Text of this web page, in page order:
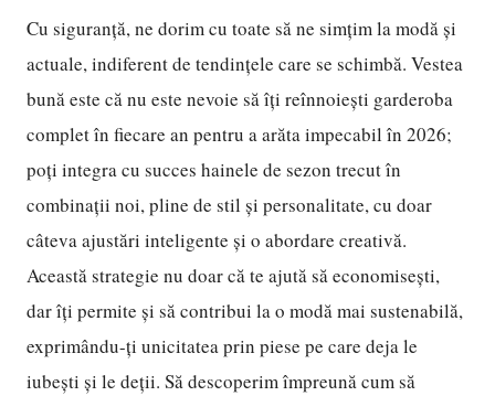
Cu siguranță, ne dorim cu toate să ne simțim la modă și
actuale, indiferent de tendințele care se schimbă. Vestea
bună este că nu este nevoie să îți reînnoiești garderoba
complet în fiecare an pentru a arăta impecabil în 2026;
poți integra cu succes hainele de sezon trecut în
combinații noi, pline de stil și personalitate, cu doar
câteva ajustări inteligente și o abordare creativă.
Această strategie nu doar că te ajută să economisești,
dar îți permite și să contribui la o modă mai sustenabilă,
exprimându-ți unicitatea prin piese pe care deja le
iubești și le deții. Să descoperim împreună cum să